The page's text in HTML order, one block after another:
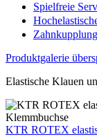
Spielfreie
Produktgalerie
Elastische Klauen
KTR ROTEX